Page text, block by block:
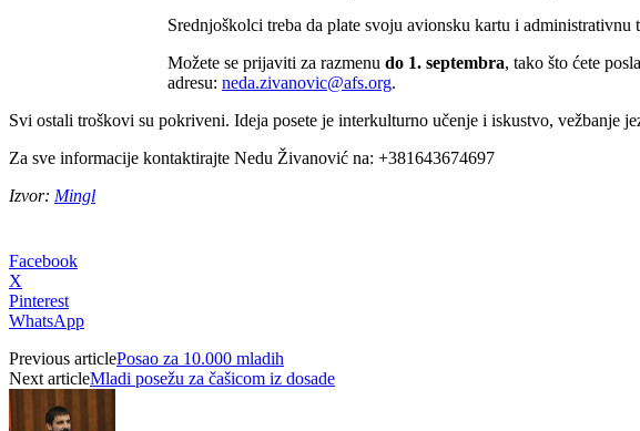
Srednjoškolci treba da plate svoju avionsku kartu i administrativnu
Možete se prijaviti za razmenu do 1. septembra, tako što ćete
adresu: neda.zivanovic@afs.org.
Svi ostali troškovi su pokriveni. Ideja posete je interkulturno učenje i iskustvo, vežbanje
Za sve informacije kontaktirajte Nedu Živanović na: +381643674697
Izvor: Mingl
Facebook
X
Pinterest
WhatsApp
Previous articlePosao za 10.000 mladih
Next articleMladi posežu za čašicom iz dosade